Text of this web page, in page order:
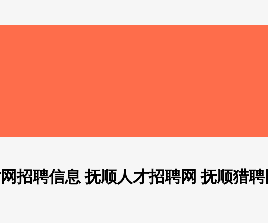
招聘信息 抚顺人才招聘网 抚顺猎聘